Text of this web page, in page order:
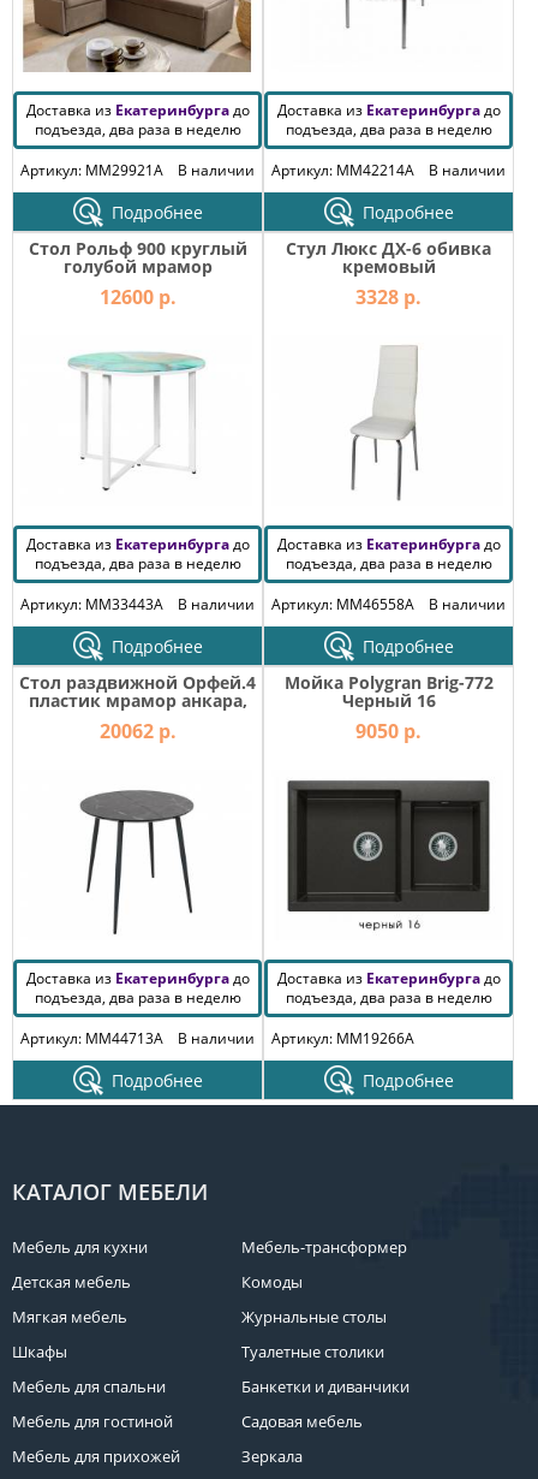
Доставка из Екатеринбургадо
подъезда, два раза в неделю
Артикул: MM29921A
В наличии
Подробнее
Доставка из Екатеринбургадо
подъезда, два раза в неделю
Артикул: MM42214A
В наличии
Подробнее
Стол Рольф 900 круглый
голубой мрамор
12600 р.
Доставка из Екатеринбургадо
подъезда, два раза в неделю
Артикул: MM33443A
В наличии
Подробнее
Стул Люкс ДХ-6 обивка
кремовый
3328 р.
Доставка из Екатеринбургадо
подъезда, два раза в неделю
Артикул: MM46558A
В наличии
Подробнее
Стол раздвижной Орфей.4
пластик мрамор анкара,
черный ral 9005 -комплект
ног №4
20062 р.
Доставка из Екатеринбургадо
подъезда, два раза в неделю
Артикул: MM44713A
В наличии
Подробнее
Мойка Polygran Brig-772
Черный 16
9050 р.
Доставка из Екатеринбургадо
подъезда, два раза в неделю
Артикул: MM19266A
Подробнее
КАТАЛОГ МЕБЕЛИ
Мебель для кухни
Детская мебель
Мягкая мебель
Шкафы
Мебель для спальни
Мебель для гостиной
Мебель для прихожей
Мебель-трансформер
Комоды
Журнальные столы
Туалетные столики
Банкетки и диванчики
Садовая мебель
Зеркала